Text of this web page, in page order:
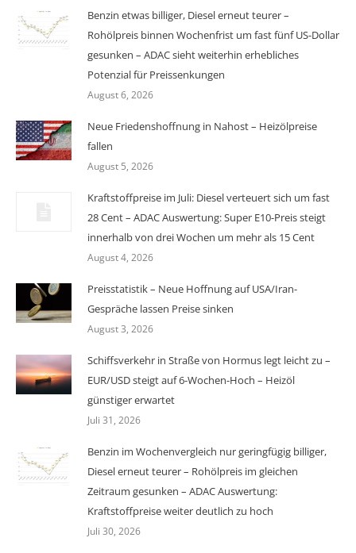
Benzin etwas billiger, Diesel erneut teurer –
Rohölpreis binnen Wochenfrist um fast fünf US-Dollar
gesunken – ADAC sieht weiterhin erhebliches
Potenzial für Preissenkungen
August 6, 2026
Neue Friedenshoffnung in Nahost – Heizölpreise
fallen
August 5, 2026
Kraftstoffpreise im Juli: Diesel verteuert sich um fast
28 Cent – ADAC Auswertung: Super E10-Preis steigt
innerhalb von drei Wochen um mehr als 15 Cent
August 4, 2026
Preisstatistik – Neue Hoffnung auf USA/Iran-
Gespräche lassen Preise sinken
August 3, 2026
Schiffsverkehr in Straße von Hormus legt leicht zu –
EUR/USD steigt auf 6-Wochen-Hoch – Heizöl
günstiger erwartet
Juli 31, 2026
Benzin im Wochenvergleich nur geringfügig billiger,
Diesel erneut teurer – Rohölpreis im gleichen
Zeitraum gesunken – ADAC Auswertung:
Kraftstoffpreise weiter deutlich zu hoch
Juli 30, 2026